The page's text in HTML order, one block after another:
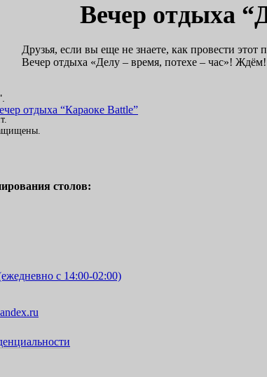
Вечер отдыха
Друзья, если вы еще не знаете, как провести
Вечер отдыха «Делу – время, потехе – час»!
отдыха “Караоке Battle”
столов:
c 14:00-02:00)